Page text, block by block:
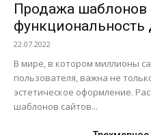
Продажа шаблонов
функциональность
22.07.2022
В мире, в котором миллионы
пользователя, важна не
эстетическое оформление.
шаблонов сайтов...